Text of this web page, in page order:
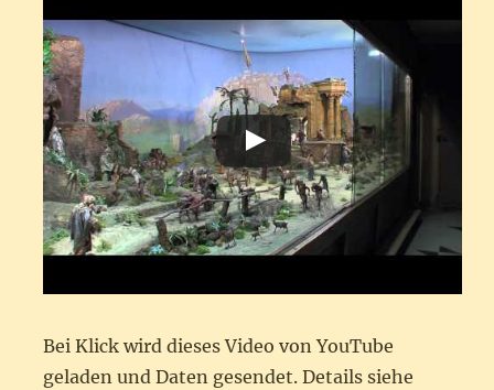
Bei Klick wird dieses Video von YouTube
geladen und Daten gesendet. Details siehe